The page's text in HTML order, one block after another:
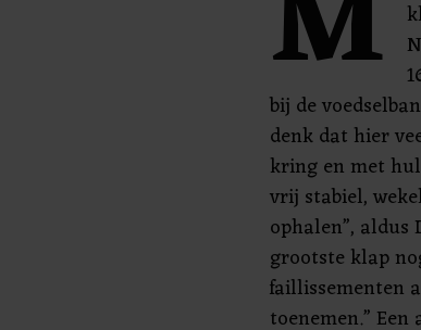
bij de
denk dat hier
kring en met
vrij stabiel,
ophalen”, aldus
grootste klap
faillissementen
toenemen.”